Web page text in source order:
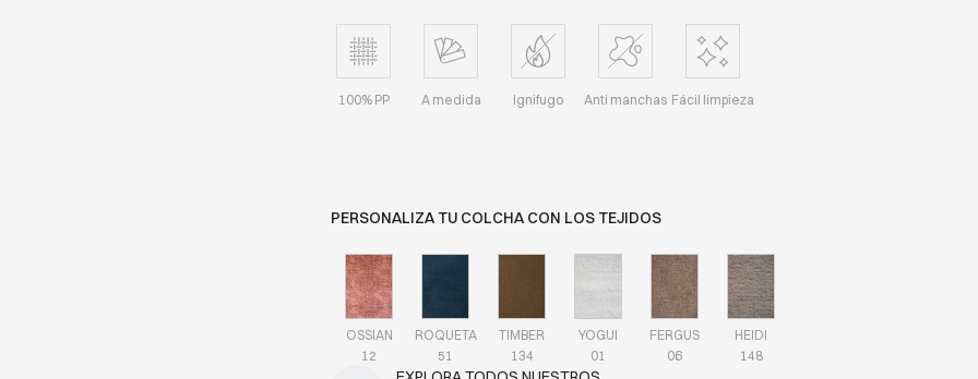
100% PP A medida Ignifugo Anti manchas Fácil limpieza
PERSONALIZA TU COLCHA CON LOS TEJIDOS
OSSIAN
12
ROQUETA
51
TIMBER
134
YOGUI
01
FERGUS
06
HEIDI
148